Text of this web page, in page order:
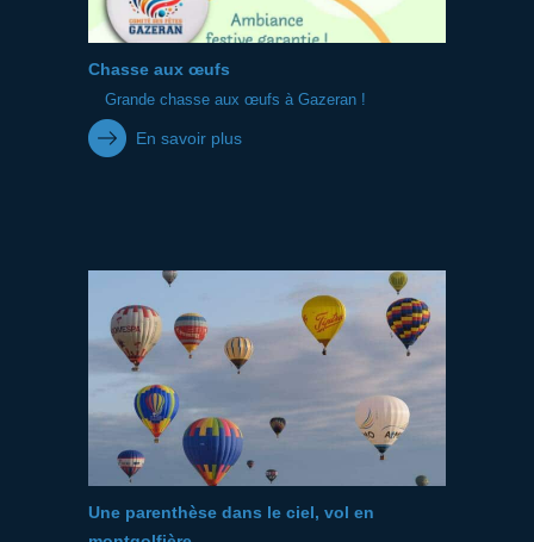
Chasse aux œufs
Grande chasse aux œufs à Gazeran !
En savoir plus
Une parenthèse dans le ciel, vol en